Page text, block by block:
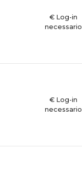
€ Log-in
necessario
€ Log-in
necessario